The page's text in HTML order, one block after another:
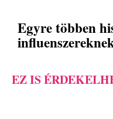
Egyre többen
EZ IS